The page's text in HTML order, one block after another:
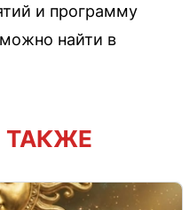
и программу
найти в
ТАКЖЕ